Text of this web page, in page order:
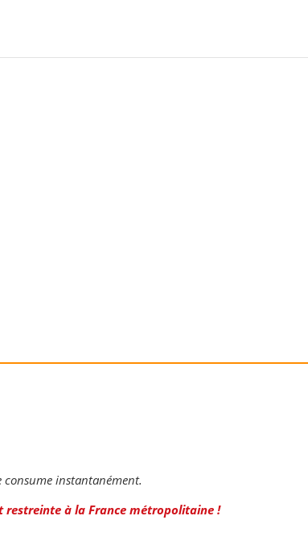
instantanément.
à la France métropolitaine !